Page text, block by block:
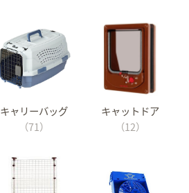
キャリーバッグ
（71）
キャットドア
（12）